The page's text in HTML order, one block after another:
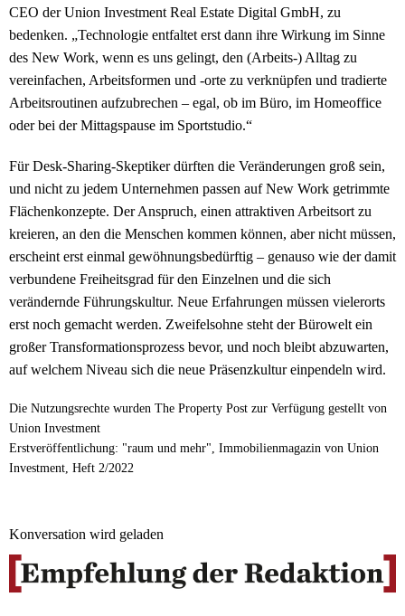
CEO der Union Investment Real Estate Digital GmbH, zu
bedenken. „Technologie entfaltet erst dann ihre Wirkung im Sinne
des New Work, wenn es uns gelingt, den (Arbeits-) Alltag zu
vereinfachen, Arbeitsformen und -orte zu verknüpfen und tradierte
Arbeitsroutinen aufzubrechen – egal, ob im Büro, im Homeoffice
oder bei der Mittagspause im Sportstudio.“
Für Desk-Sharing-Skeptiker dürften die Veränderungen groß sein,
und nicht zu jedem Unternehmen passen auf New Work getrimmte
Flächenkonzepte. Der Anspruch, einen attraktiven Arbeitsort zu
kreieren, an den die Menschen kommen können, aber nicht müssen,
erscheint erst einmal gewöhnungsbedürftig – genauso wie der damit
verbundene Freiheitsgrad für den Einzelnen und die sich
verändernde Führungskultur. Neue Erfahrungen müssen vielerorts
erst noch gemacht werden. Zweifelsohne steht der Bürowelt ein
großer Transformationsprozess bevor, und noch bleibt abzuwarten,
auf welchem Niveau sich die neue Präsenzkultur einpendeln wird.
Die Nutzungsrechte wurden The Property Post zur Verfügung gestellt von
Union Investment
Erstveröffentlichung: "raum und mehr", Immobilienmagazin von Union
Investment, Heft 2/2022
Konversation wird geladen